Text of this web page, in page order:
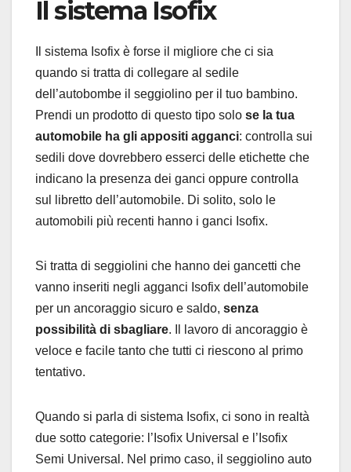
Il sistema Isofix
Il sistema Isofix è forse il migliore che ci sia
quando si tratta di collegare al sedile
dell’autobombe il seggiolino per il tuo bambino.
Prendi un prodotto di questo tipo solo se la tua
automobile ha gli appositi agganci: controlla sui
sedili dove dovrebbero esserci delle etichette che
indicano la presenza dei ganci oppure controlla
sul libretto dell’automobile. Di solito, solo le
automobili più recenti hanno i ganci Isofix.
Si tratta di seggiolini che hanno dei gancetti che
vanno inseriti negli agganci Isofix dell’automobile
per un ancoraggio sicuro e saldo, senza
possibilità di sbagliare. Il lavoro di ancoraggio è
veloce e facile tanto che tutti ci riescono al primo
tentativo.
Quando si parla di sistema Isofix, ci sono in realtà
due sotto categorie: l’Isofix Universal e l’Isofix
Semi Universal. Nel primo caso, il seggiolino auto